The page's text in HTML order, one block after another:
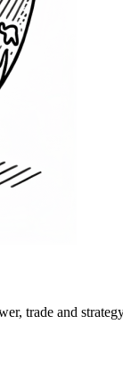
trade and